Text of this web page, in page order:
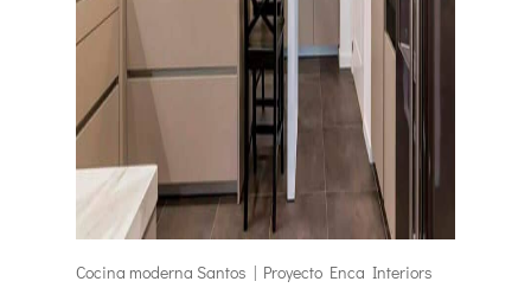
Cocina moderna Santos | Proyecto Enca Interiors